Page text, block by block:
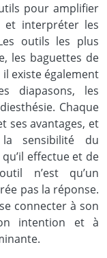
pour amplifier
et interpréter les
outils les plus
les baguettes de
existe également
diapasons, les
Chaque
ses avantages, et
sensibilité du
effectue et de
n’est qu’un
pas la réponse.
connecter à son
intention et à